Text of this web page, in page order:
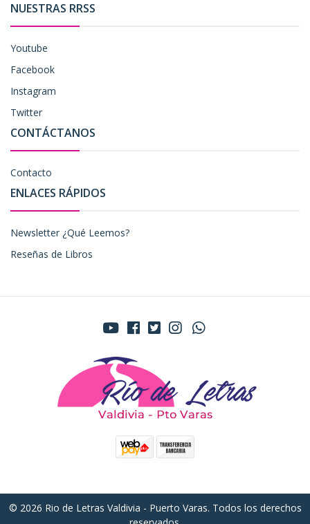
NUESTRAS RRSS
Youtube
Facebook
Instagram
Twitter
CONTÁCTANOS
Contacto
ENLACES RÁPIDOS
Newsletter ¿Qué Leemos?
Reseñas de Libros
© 2026 Rio de Letras Valdivia - Puerto Varas. Todos los derechos